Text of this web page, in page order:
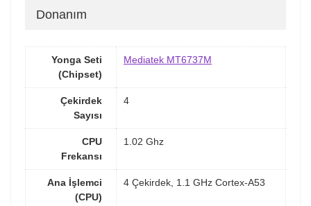
Donanım
Yonga Seti
(Chipset)
Mediatek MT6737M
Çekirdek
Sayısı
4
CPU
Frekansı
1.02 Ghz
Ana İşlemci
(CPU)
4 Çekirdek, 1.1 GHz Cortex-A53